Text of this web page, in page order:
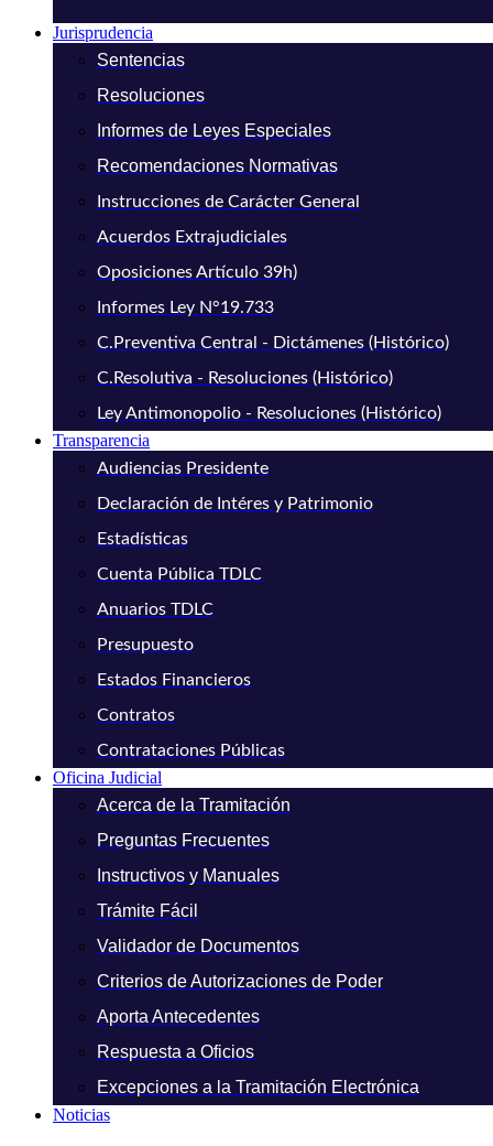
Jurisprudencia
Sentencias
Resoluciones
Informes de Leyes Especiales
Recomendaciones Normativas
Instrucciones de Carácter General
Acuerdos Extrajudiciales
Oposiciones Artículo 39h)
Informes Ley N°19.733
C.Preventiva Central - Dictámenes (Histórico)
C.Resolutiva - Resoluciones (Histórico)
Ley Antimonopolio - Resoluciones (Histórico)
Transparencia
Audiencias Presidente
Declaración de Intéres y Patrimonio
Estadísticas
Cuenta Pública TDLC
Anuarios TDLC
Presupuesto
Estados Financieros
Contratos
Contrataciones Públicas
Oficina Judicial
Acerca de la Tramitación
Preguntas Frecuentes
Instructivos y Manuales
Trámite Fácil
Validador de Documentos
Criterios de Autorizaciones de Poder
Aporta Antecedentes
Respuesta a Oficios
Excepciones a la Tramitación Electrónica
Noticias